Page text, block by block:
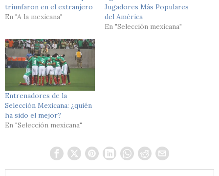
triunfaron en el extranjero
En "A la mexicana"
Jugadores Más Populares
del América
En "Selección mexicana"
Entrenadores de la
Selección Mexicana: ¿quién
ha sido el mejor?
En "Selección mexicana"